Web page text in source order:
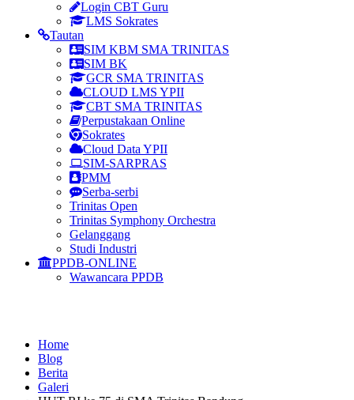
Login CBT Guru
LMS Sokrates
Tautan
SIM KBM SMA TRINITAS
SIM BK
GCR SMA TRINITAS
CLOUD LMS YPII
CBT SMA TRINITAS
Perpustakaan Online
Sokrates
Cloud Data YPII
SIM-SARPRAS
PMM
Serba-serbi
Trinitas Open
Trinitas Symphony Orchestra
Gelanggang
Studi Industri
PPDB-ONLINE
Wawancara PPDB
Home
Blog
Berita
Galeri